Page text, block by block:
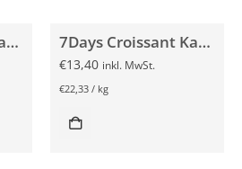
7Days Croissant Cacao & Vanille 10x60g 7Days Croissant Kakao 10x60g
€13,40 inkl. MwSt.
€22,33 / kg